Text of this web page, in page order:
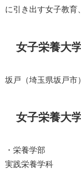
に引き出す女子教育
女子栄養大
坂戸（埼玉県坂戸市）
女子栄養大
・栄養学部
実践栄養学科